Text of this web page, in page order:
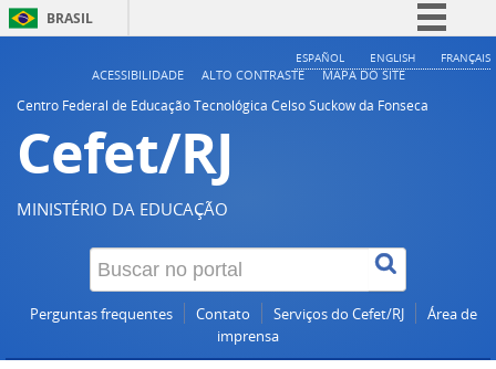
BRASIL
Simplifique!
ESPAÑOL ENGLISH FRANÇAIS
ACESSIBILIDADE ALTO CONTRASTE
MAPA DO SITE
Centro Federal de Educação Tecnológica Celso Suckow da Fonseca
Cefet/RJ
MINISTÉRIO DA EDUCAÇÃO
Perguntas frequentes Contato Serviços do Cefet/RJ
Área de
imprensa